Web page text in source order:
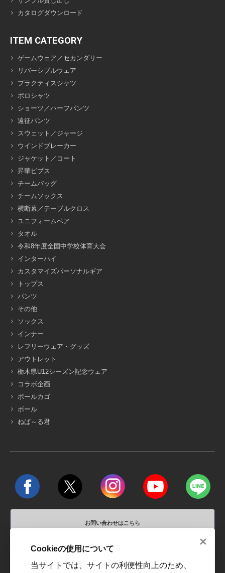
カタログダウンロード
ITEM CATEGORY
ゲームウェア／セカンダリー
リバーシブルウェア
プラクティスシャツ
ポロシャツ
ショーツ／ハーフパンツ
遠征パンツ
スウェット／ジャージ
ウインドブレーカー
ジャケット／コート
昇華ビブス
チームバッグ
チームソックス
横断幕／テーブルクロス
ユニフォームベア
タオル
令和8年度全国中学校体育大会
インターハイ
カスタマイズパーソナルギア
トップス
パンツ
その他
ソックス
インナー
レフリーウェア・グッズ
アウトレット
栃木県U12シーズン記念ウェア
コラボ企画
ボールカゴ
ボール
ねば～る君
お問い合わせはこちら
営業時間 平日10:00～18:00 / 定休日 土、日、祝祭日
運営会社 利用規約
×
Cookieの使用について
当サイトでは、サイトの利便性向上のため、